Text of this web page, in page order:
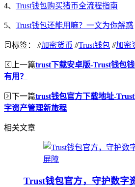
4、 Trust钱包购买猪币全流程指南
5、 Trust钱包还能用嘛？一文为你解惑
标签： #加密货币 #Trust钱包 #加密
上一篇trust下载安卓版-Trust钱包
有用？
下一篇trust钱包官方下载地址-
字资产管理新旅程
相关文章
Trust钱包官方，守护数字